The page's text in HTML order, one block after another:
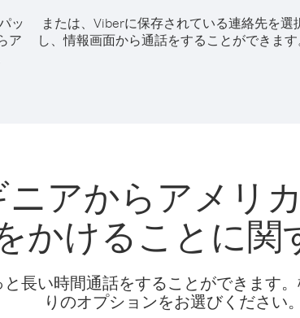
ッ
ア
または、Viberに保存されている連絡先を選
し、情報画面から通話をすることができます
アからアメリ
かけることに関
長い時間通話をすることができます
りのオプションをお選びください。